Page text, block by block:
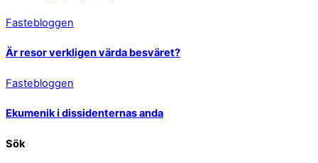
Fastebloggen
Är resor verkligen värda besväret?
Fastebloggen
Ekumenik i dissidenternas anda
Sök